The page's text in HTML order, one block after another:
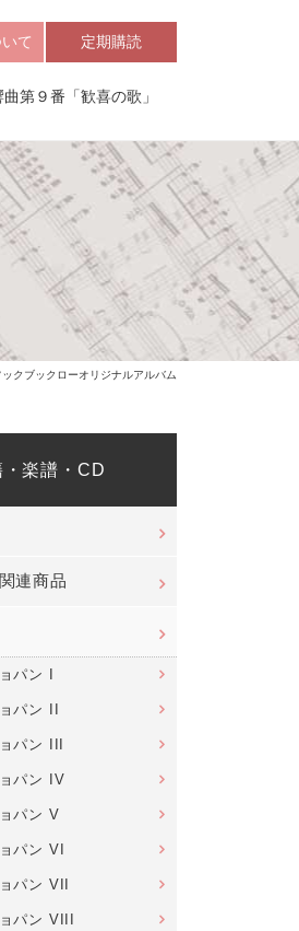
て 定期購読
第９番「歓喜の歌」
クブックローオリジナルアルバム
・楽譜・CD
連商品
パン I
パン II
パン III
パン IV
パン V
パン VI
パン VII
パン VIII